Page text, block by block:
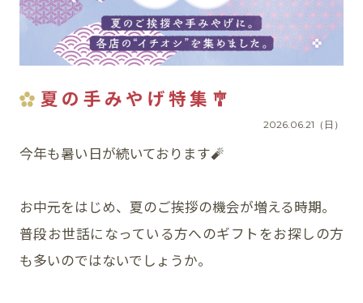
館内サービス
施設からのお知らせ
スタッフ募集
百番街くらぶ
夏の 手みやげ特集🎐
2026.06.21（日）
今年も暑い日が続いております🧨
お中元をはじめ、夏のご挨拶の機会が増える時期。
普段お世話になっている方へのギフトをお探しの方
も多いのではないでしょうか。